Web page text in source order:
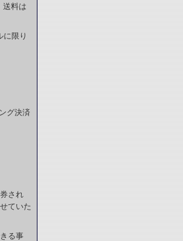
料は
に限り
グ決済
券され
ていた
る事